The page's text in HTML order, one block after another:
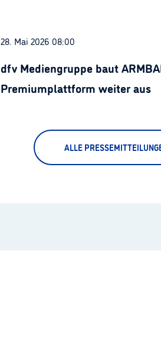
28. Mai 2026 08:00
dfv Mediengruppe baut
Premiumplattform weiter aus
ALLE